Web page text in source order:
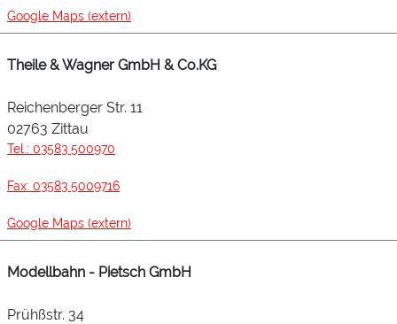
Google Maps (extern)
Theile & Wagner GmbH & Co.KG
Reichenberger Str. 11
02763 Zittau
Tel.: 03583 500970
Fax: 03583 5009716
Google Maps (extern)
Modellbahn - Pietsch GmbH
Prühßstr. 34